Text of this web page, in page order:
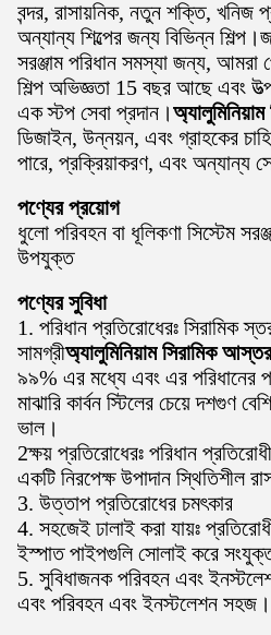
বন্দর, রাসায়নিক, নতুন শক্তি, খনিজ
অন্যান্য শিল্পের জন্য বিভিন্ন
সরঞ্জাম পরিধান সমস্যা জন্য,
শিল্প অভিজ্ঞতা 15 বছর আছে এবং
এক স্টপ সেবা প্রদান।
ডিজাইন, উন্নয়ন, এবং গ্রাহকের
পারে, প্রক্রিয়াকরণ, এবং অন্যান্য
পণ্যের প্রয়োগ
ধুলো পরিবহন বা ধূলিকণা সিস্টেম
উপযুক্ত
পণ্যের সুবিধা
1. পরিধান প্রতিরোধেরঃ সিরামিক
সামগ্রীঅ্যালুমিনিয়াম সিরামিক
৯৯% এর মধ্যে এবং এর পরিধানের
মাঝারি কার্বন স্টিলের চেয়ে দশগুণ
ভাল।
2ক্ষয় প্রতিরোধেরঃ পরিধান
একটি নিরপেক্ষ উপাদান স্থিতিশীল
3. উত্তাপ প্রতিরোধের চমৎকার
4. সহজেই ঢালাই করা যায়ঃ
ইস্পাত পাইপগুলি সোলাই করে
5. সুবিধাজনক পরিবহন এবং
এবং পরিবহন এবং ইনস্টলেশন সহজ।